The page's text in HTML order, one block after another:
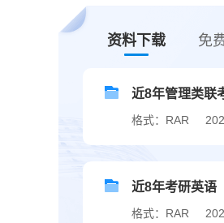
资料下载 免
近8年管理类联
格式：RAR
近8年考研英语
格式：RAR